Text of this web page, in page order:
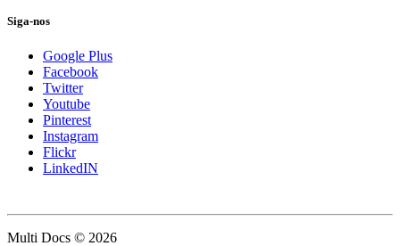
Siga-nos
Google Plus
Facebook
Twitter
Youtube
Pinterest
Instagram
Flickr
LinkedIN
Multi Docs © 2026